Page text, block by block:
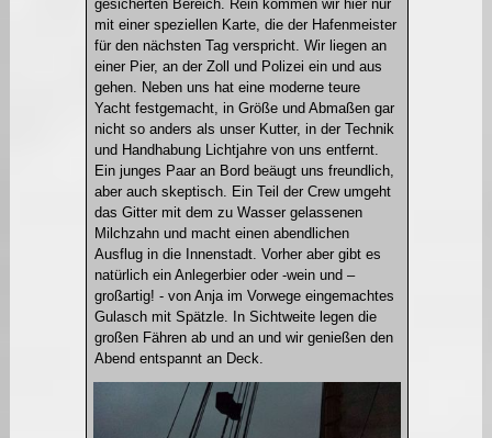
gesicherten Bereich. Rein kommen wir hier nur
mit einer speziellen Karte, die der Hafenmeister
für den nächsten Tag verspricht. Wir liegen an
einer Pier, an der Zoll und Polizei ein und aus
gehen. Neben uns hat eine moderne teure
Yacht festgemacht, in Größe und Abmaßen gar
nicht so anders als unser Kutter, in der Technik
und Handhabung Lichtjahre von uns entfernt.
Ein junges Paar an Bord beäugt uns freundlich,
aber auch skeptisch. Ein Teil der Crew umgeht
das Gitter mit dem zu Wasser gelassenen
Milchzahn und macht einen abendlichen
Ausflug in die Innenstadt. Vorher aber gibt es
natürlich ein Anlegerbier oder -wein und –
großartig! - von Anja im Vorwege eingemachtes
Gulasch mit Spätzle. In Sichtweite legen die
großen Fähren ab und an und wir genießen den
Abend entspannt an Deck.